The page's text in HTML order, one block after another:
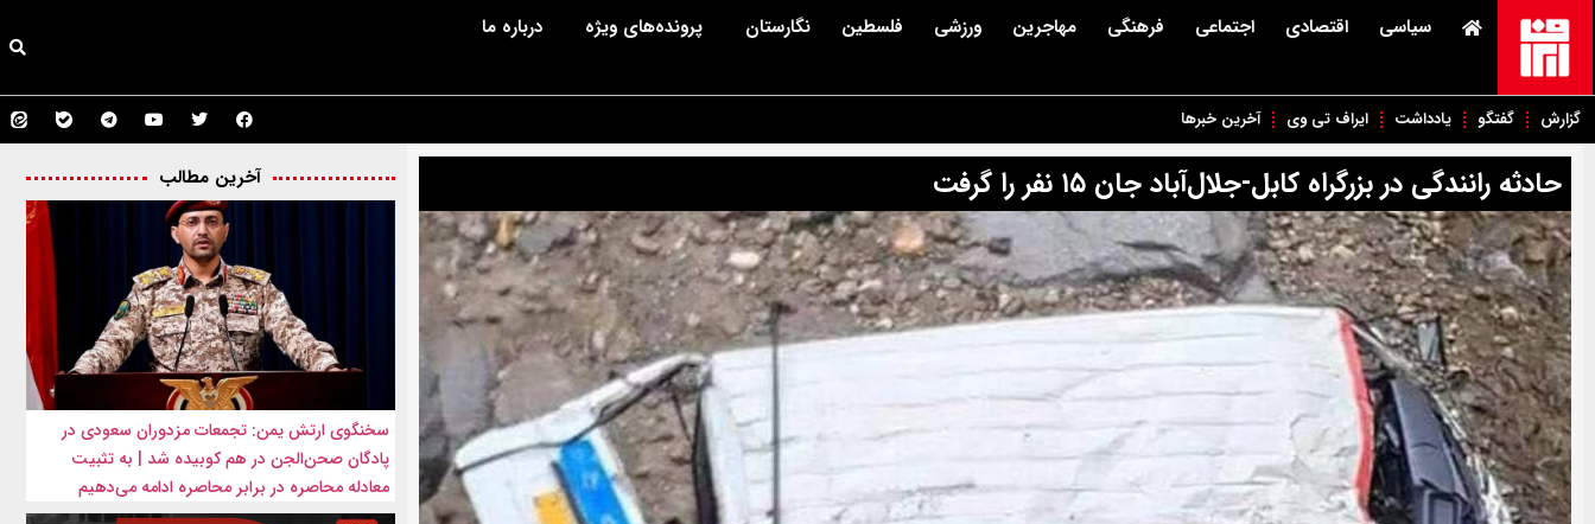
سیاسی اقتصادی اجتماعی فرهنگی مهاجرین ورزشی فلسطین نگارستان پرونده‌های ویژه درباره ما
گزارش گفتگو یادداشت ایراف تی وی آخرین خبرها
حادثه رانندگی در بزرگراه کابل-جلال‌آباد جان ۱۵ نفر را گرفت آخرین مطالب
سخنگوی ارتش یمن: تجمعات مزدوران سعودی در
پادگان صحن‌الجن در هم کوبیده شد | به تثبیت
معادله محاصره در برابر محاصره ادامه می‌دهیم